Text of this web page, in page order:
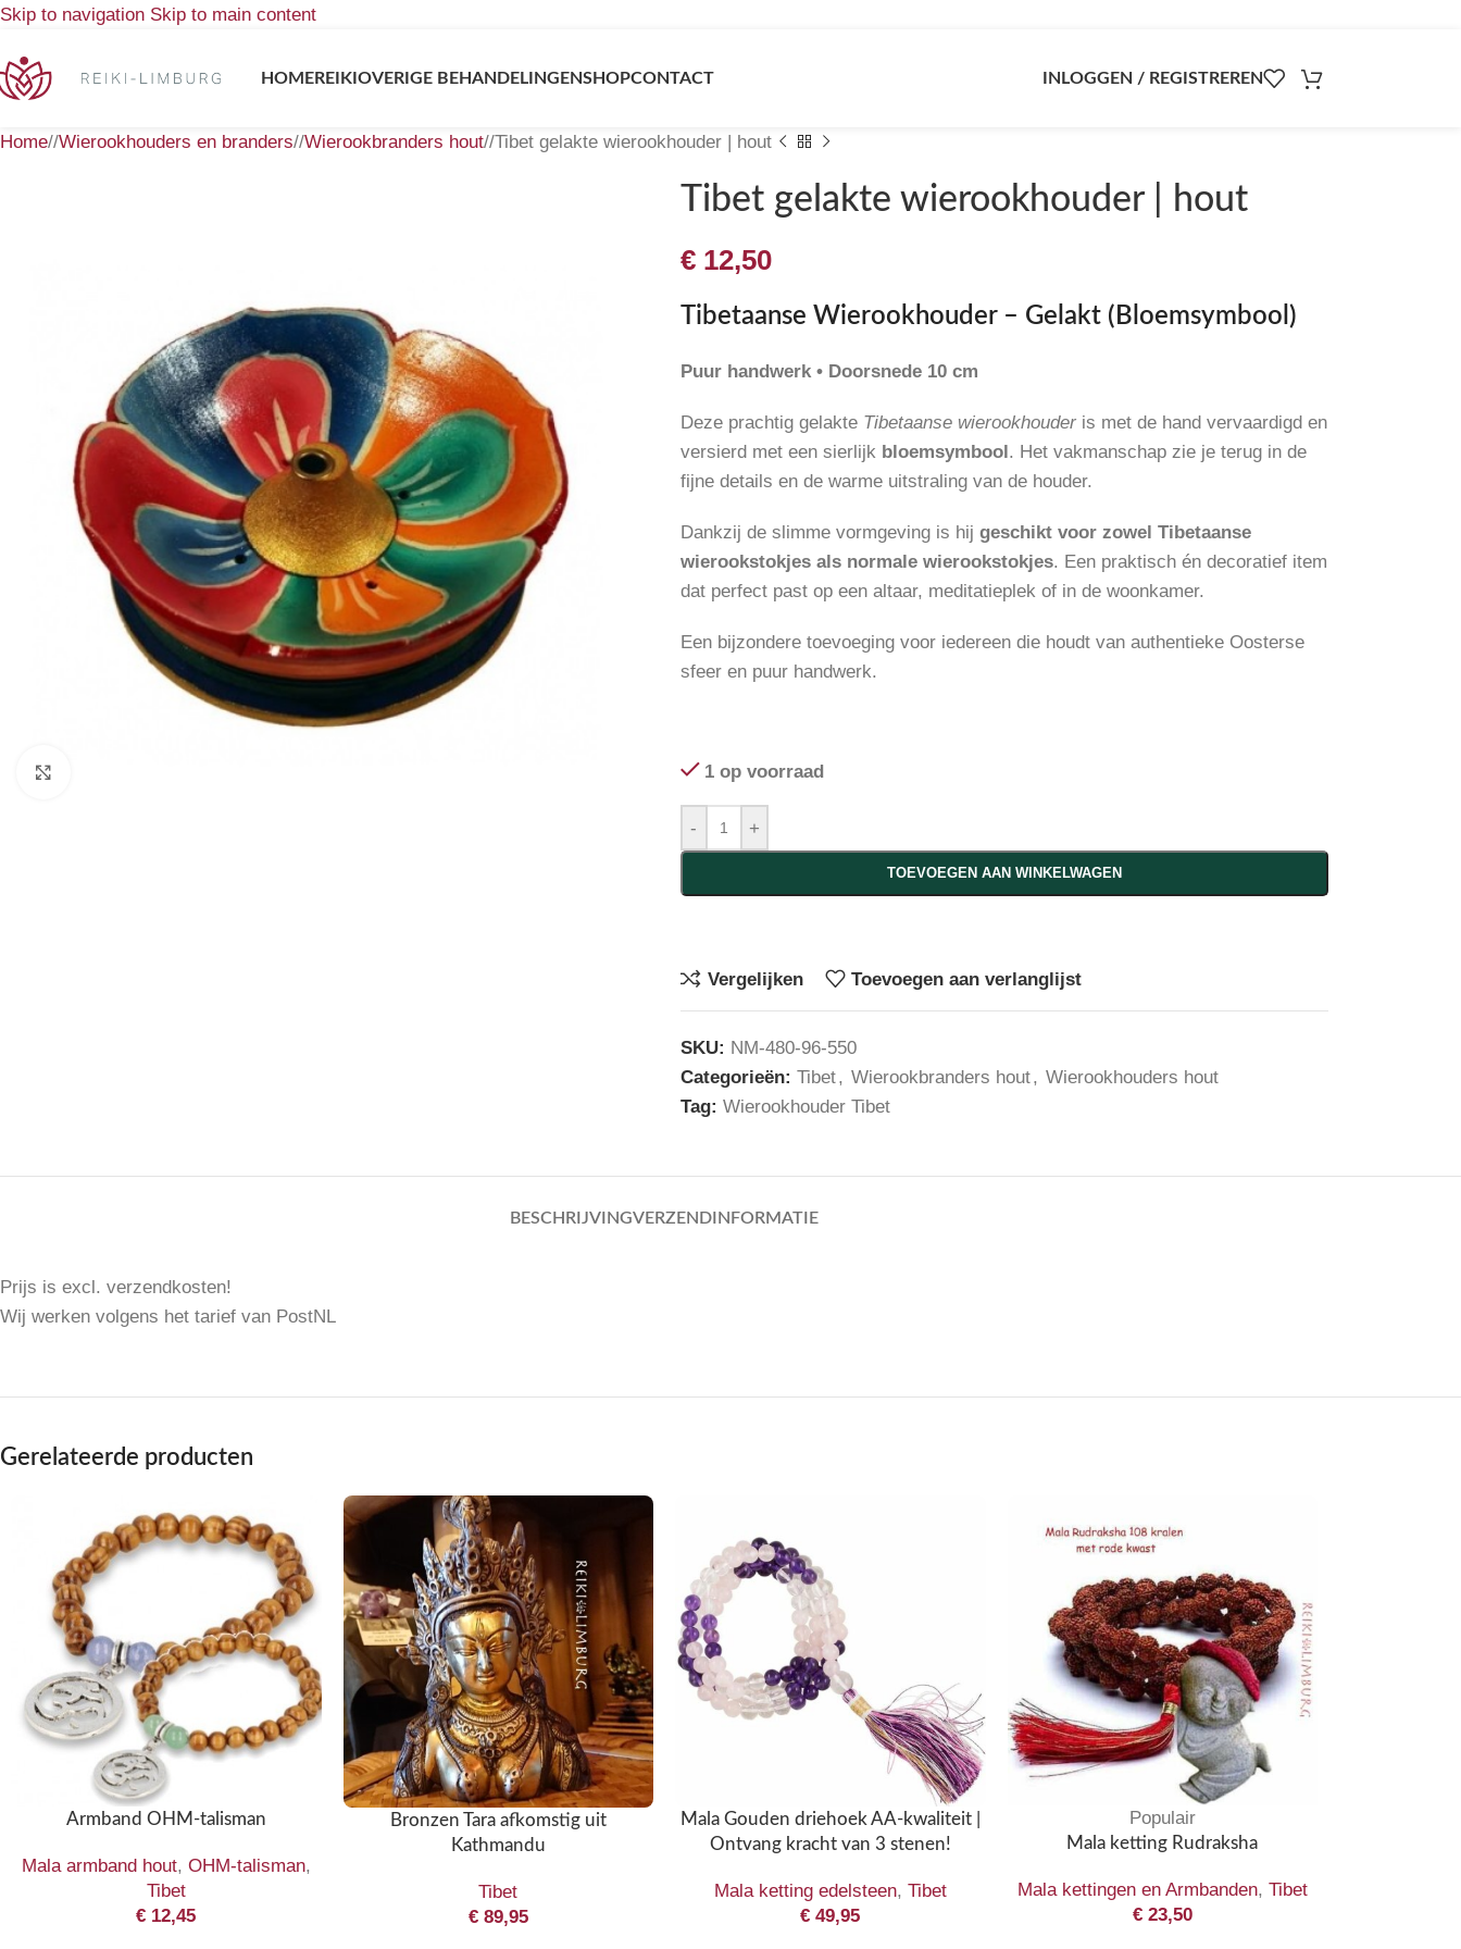
Skip to navigation Skip to main content
HOMEREIKIOVERIGE BEHANDELINGENSHOPCONTACT INLOGGEN / REGISTREREN
Home/ Wierookhouders en branders/ Wierookbranders hout/ Tibet gelakte wierookhouder | hout
Tibet gelakte wierookhouder | hout
€12,50
Tibetaanse Wierookhouder – Gelakt (Bloemsymbool)
Puur handwerk • Doorsnede 10 cm
Deze prachtig gelakte Tibetaanse wierookhouderis met de hand vervaardigd en
versierd met een sierlijk bloemsymbool. Het vakmanschap zie je terug in de
fijne details en de warme uitstraling van de houder.
Dankzij de slimme vormgeving is hij geschikt voor zowel Tibetaanse
wierookstokjes als normale wierookstokjes. Een praktisch én decoratief item
dat perfect past op een altaar, meditatieplek of in de woonkamer.
Een bijzondere toevoeging voor iedereen die houdt van authentieke Oosterse
sfeer en puur handwerk.
1 op voorraad
- +
TOEVOEGEN AAN WINKELWAGEN
Vergelijken Toevoegen aan verlanglijst
SKU: NM-480-96-550
Categorieën: Tibet, Wierookbranders hout, Wierookhouders hout
Tag: Wierookhouder Tibet
BESCHRIJVINGVERZENDINFORMATIE
Prijs is excl. verzendkosten!
Wij werken volgens het tarief van PostNL
Gerelateerde producten
Armband OHM-talisman
Mala armband hout, OHM-talisman,
Tibet
€ 12,45
Bronzen Tara afkomstig uit
Kathmandu
Tibet
€89,95
Mala Gouden driehoek AA-kwaliteit |
Ontvang kracht van 3 stenen!
Mala ketting edelsteen, Tibet
€ 49,95
Populair
Mala ketting Rudraksha
Mala kettingen en Armbanden, Tibet
€23,50